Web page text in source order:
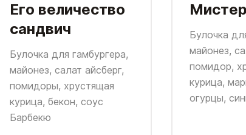
Его величество
сандвич
Булочка для гамбургера,
майонез, салат айсберг,
помидоры, хрустящая
курица, бекон, соус
Барбекю
Булочка
майонез,
помидор,
курица,
огурцы,